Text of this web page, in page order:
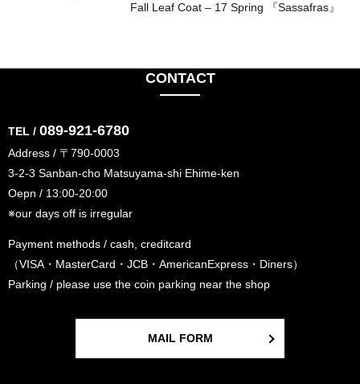
Fall Leaf Coat – 17 Spring 『Sassafras』
CONTACT
TEL / 089-921-6780
Address / 〒790-0003
3-2-3 Sanban-cho Matsuyama-shi Ehime-ken
Oepn / 13:00-20:00
※our days off is irregular
Payment methods / cash, creditcard
（VISA・MasterCard・JCB・AmericanExpress・Diners）
Parking / please use the coin parking near the shop
MAIL FORM